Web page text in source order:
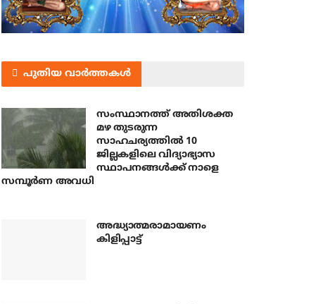
പുതിയ വാർത്തകൾ
സംസ്ഥാനത്ത് അതിശക്ത
മഴ തുടരുന്ന
സാഹചര്യത്തിൽ 10
ജില്ലകളിലെ വിദ്യാഭ്യാസ
സ്ഥാപനങ്ങൾക്ക് നാളെ
സമ്പൂർണ അവധി
അദ്ധ്യാത്മരാമായണം
കിളിപ്പാട്ട്